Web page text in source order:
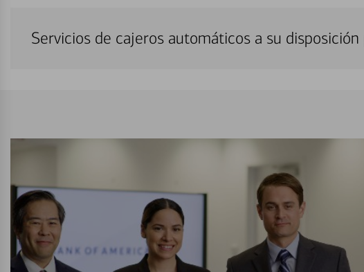
Servicios de cajeros automáticos a su